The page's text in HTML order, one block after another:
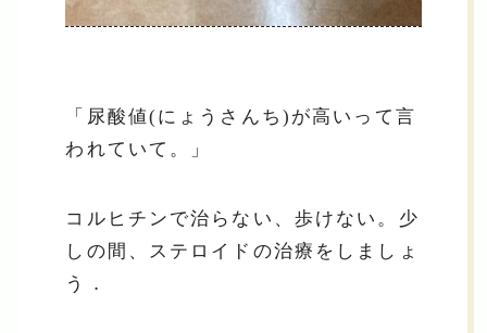
「尿酸値(にょうさんち)が高いって言
われていて。」
コルヒチンで治らない、歩けない。少
しの間、ステロイドの治療をしましょ
う．